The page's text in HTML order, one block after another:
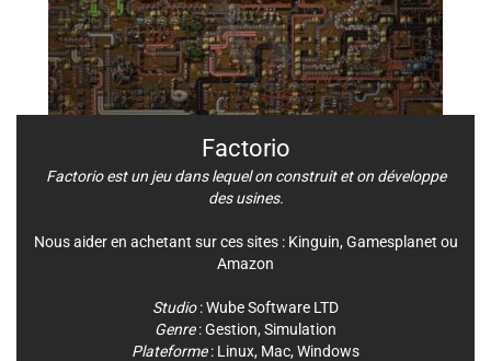
Factorio
Factorio est un jeu dans lequel on construit et on développe
des usines.
Nous aider en achetant sur ces sites : Kinguin, Gamesplanet ou
Amazon
Studio:Wube Software LTD
Genre:Gestion, Simulation
Plateforme: Linux, Mac, Windows